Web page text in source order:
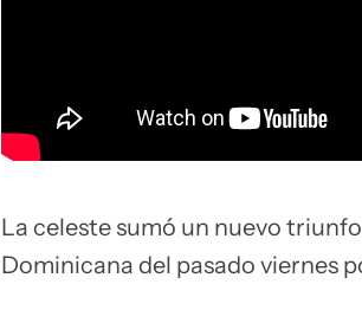
La celeste sumó un nuevo
Dominicana del pasado viernes